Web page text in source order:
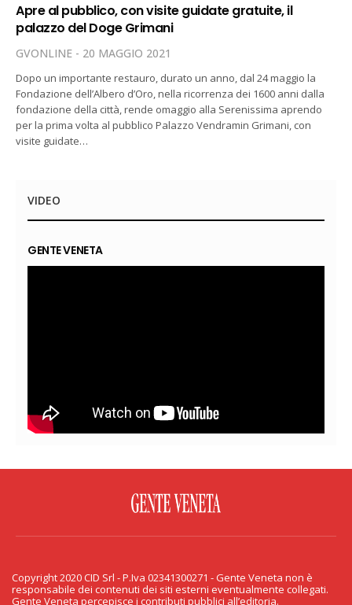
Apre al pubblico, con visite guidate gratuite, il
palazzo del Doge Grimani
GVONLINE 20 MAGGIO 2021
Dopo un importante restauro, durato un anno, dal 24 maggio la
Fondazione dell’Albero d’Oro, nella ricorrenza dei 1600 anni dalla
fondazione della città, rende omaggio alla Serenissima aprendo
per la prima volta al pubblico Palazzo Vendramin Grimani, con
visite guidate…
VIDEO
GENTE VENETA
PRIVACY & COOKIE
Copyright 2020 CID Srl - P.Iva 02341300271 - Gente Veneta non è
responsabile dei contenuti dei siti esterni eventualmente collegati.
Gente Veneta percepisce i contributi pubblici all’editoria.